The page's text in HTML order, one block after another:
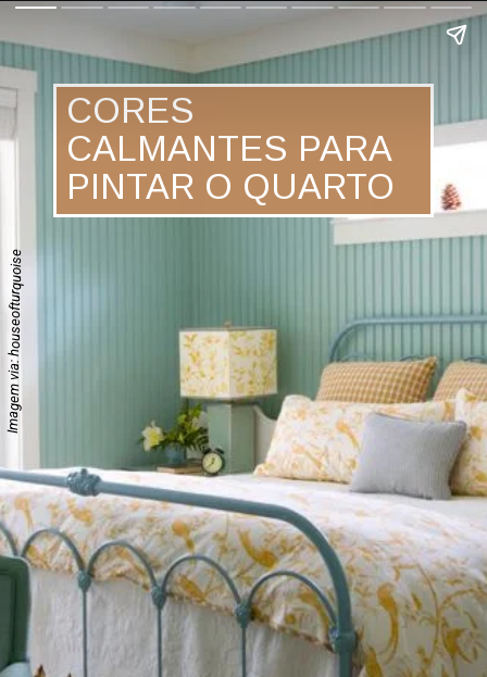
CORES
CALMANTES PARA
PINTAR O QUARTO
Imagem via: houseofturquoise